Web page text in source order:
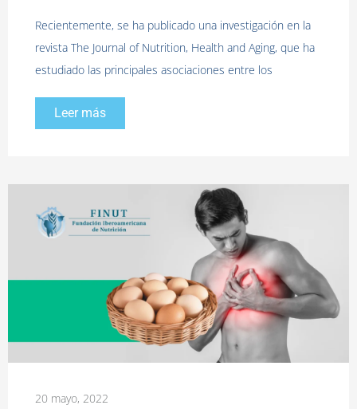
Recientemente, se ha publicado una investigación en la
revista The Journal of Nutrition, Health and Aging, que ha
estudiado las principales asociaciones entre los
Leer más
20 mayo, 2022